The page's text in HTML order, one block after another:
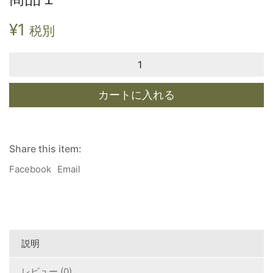
¥1 税別
１
カートに入れる
Share this item:
Facebook Email
説明